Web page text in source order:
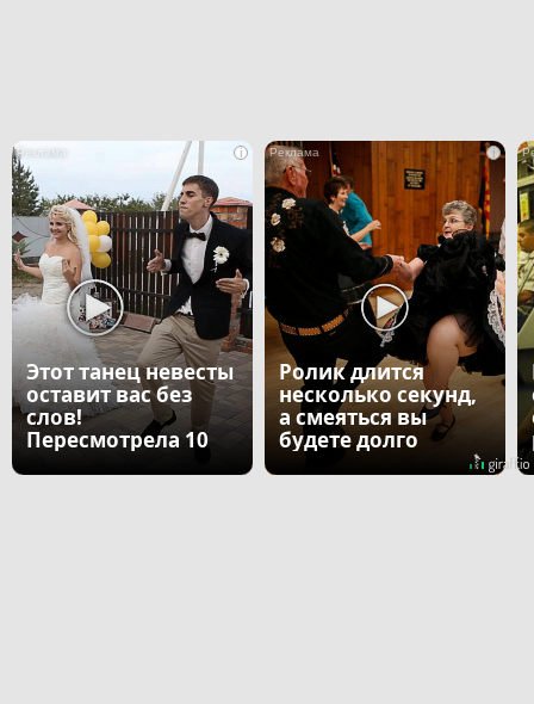
i
Этот танец невесты
оставит вас без
слов!
Пересмотрела 10
i
Ролик длится
несколько секунд,
а смеяться вы
будете долго